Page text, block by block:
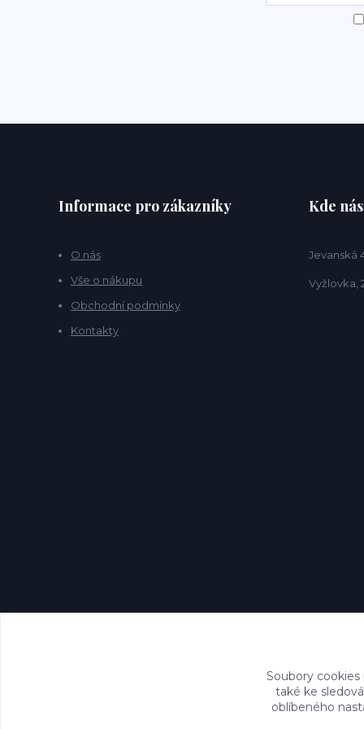
Informace pro zákazníky
O nás
Vše o nákupu
Obchodní podmínky
Kontakty
Kde
Jevanská
Vyžlovka,
Soubory
také ke
oblíbeného